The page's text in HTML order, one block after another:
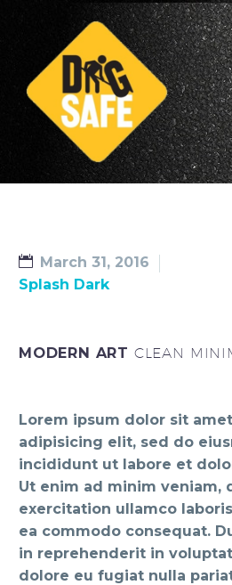
March 31, 2016
Splash Dark
MODERN ART CLEAN
Lorem ipsum dolor sit
adipisicing elit, sed do
incididunt ut labore et
Ut enim ad minim veniam,
exercitation ullamco
ea commodo consequat.
in reprehenderit in
dolore eu fugiat nulla